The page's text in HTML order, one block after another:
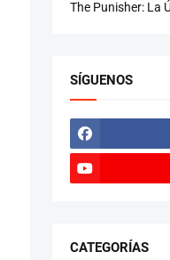
The Punisher: La
SÍGUENOS
CATEGORÍAS